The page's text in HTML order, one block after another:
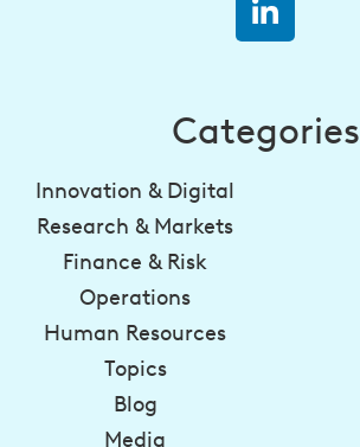
Categories
Innovation & Digital
Research & Markets
Finance & Risk
Operations
Human Resources
Topics
Blog
Media